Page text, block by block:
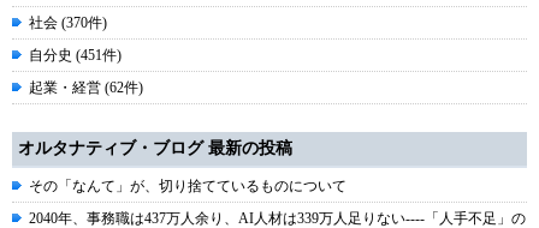
社会 (370件)
自分史 (451件)
起業・経営 (62件)
オルタナティブ・ブログ 最新の投稿
その「なんて」が、切り捨てているものについて
2040年、事務職は437万人余り、AI人材は339万人足りない----「人手不足」の